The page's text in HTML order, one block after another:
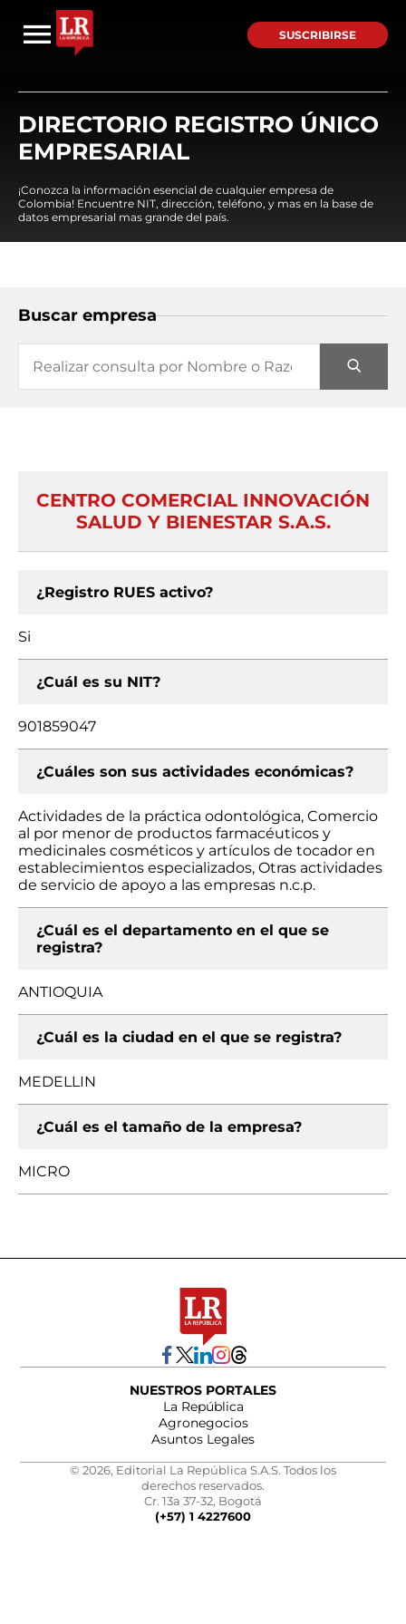
SUSCRIBIRSE
DIRECTORIO REGISTRO ÚNICO
EMPRESARIAL
¡Conozca la información esencial de cualquier empresa de
Colombia! Encuentre NIT, dirección, teléfono, y mas en la base de
datos empresarial mas grande del país.
Buscar empresa
CENTRO COMERCIAL INNOVACIÓN
SALUD Y BIENESTAR S.A.S.
¿Registro RUES activo?
Si
¿Cuál es su NIT?
901859047
¿Cuáles son sus actividades económicas?
Actividades de la práctica odontológica, Comercio
al por menor de productos farmacéuticos y
medicinales cosméticos y artículos de tocador en
establecimientos especializados, Otras actividades
de servicio de apoyo a las empresas n.c.p.
¿Cuál es el departamento en el que se
registra?
ANTIOQUIA
¿Cuál es la ciudad en el que se registra?
MEDELLIN
¿Cuál es el tamaño de la empresa?
MICRO
NUESTROS PORTALES
La República
Agronegocios
Asuntos Legales
© 2026, Editorial La República S.A.S. Todos los
derechos reservados.
Cr. 13a 37-32, Bogotá
(+57) 1 4227600